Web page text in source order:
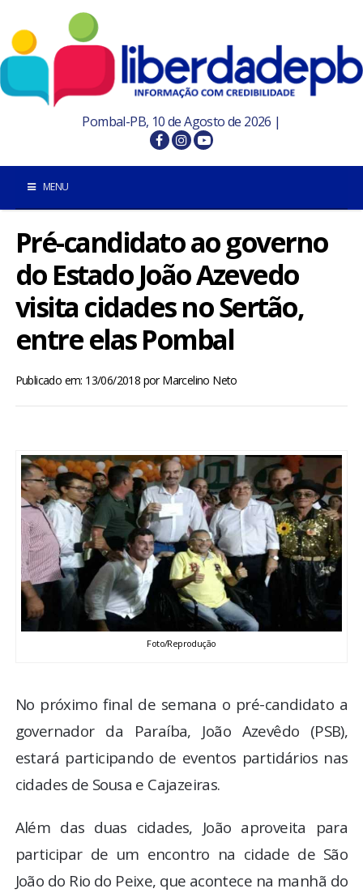
Pombal-PB, 10 de Agosto de 2026 |
MENU
INÍCIO
POMBAL E REGIÃO
ESPORTES
ENTRETENIMENTO
ENQUETE
TV LPB
Pré-candidato ao governo
do Estado João Azevedo
visita cidades no Sertão,
entre elas Pombal
Publicado em: 13/06/2018 porMarcelino Neto
Foto/Reprodução
No próximo final de semana o pré-candidato a
governador da Paraíba, João Azevêdo (PSB),
estará participando de eventos partidários nas
cidades de Sousa e Cajazeiras.
Além das duas cidades, João aproveita para
participar de um encontro na cidade de São
João do Rio do Peixe, que acontece na manhã do